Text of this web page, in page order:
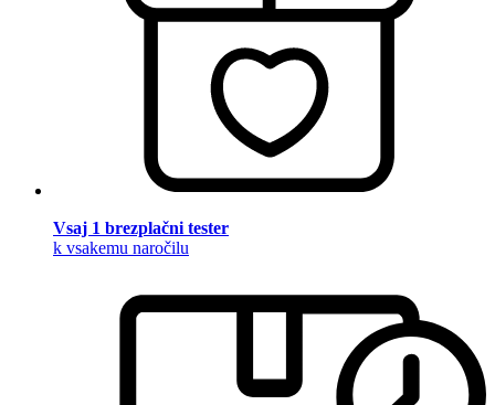
Vsaj 1 brezplačni tester
k vsakemu naročilu